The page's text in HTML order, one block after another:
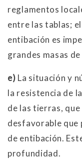
reglamentos
entre las tablas;
entibación es
grandes masas
e) La situación y
la resistencia de
de las tierras,
desfavorable que
de entibación.
profundidad.